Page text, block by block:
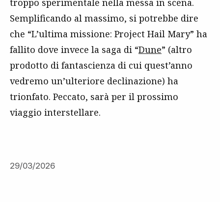
troppo sperimentale nella messa in scena.
Semplificando al massimo, si potrebbe dire
che “L’ultima missione: Project Hail Mary” ha
fallito dove invece la saga di “Dune” (altro
prodotto di fantascienza di cui quest’anno
vedremo un’ulteriore declinazione) ha
trionfato. Peccato, sarà per il prossimo
viaggio interstellare.
29/03/2026